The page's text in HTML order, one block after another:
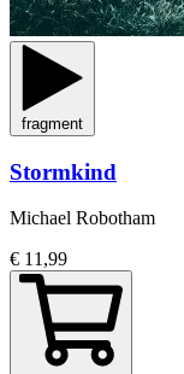
fragment
Stormkind
Michael Robotham
€ 11,99